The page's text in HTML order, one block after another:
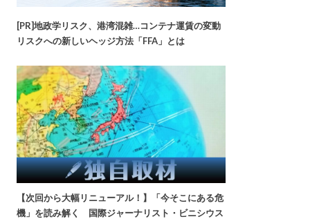
[PR]地政学リスク、港湾混雑…コンテナ運賃の変動
リスクへの新しいヘッジ方法「FFA」とは
【次回から大幅リニューアル！】「今そこにある危
機」を読み解く 国際ジャーナリスト・ビニシウス